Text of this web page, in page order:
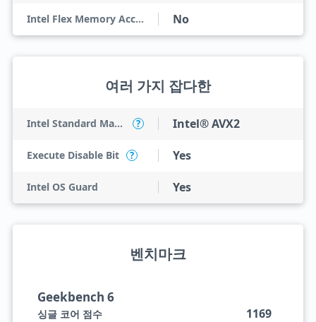
Intel Flex Memory Access No
여러 가지 잡다한
Intel Standard Manageability (ISM) ? Intel® AVX2
Execute Disable Bit ? Yes
Intel OS Guard Yes
벤치마크
Geekbench 6
싱글 코어 점수 1169